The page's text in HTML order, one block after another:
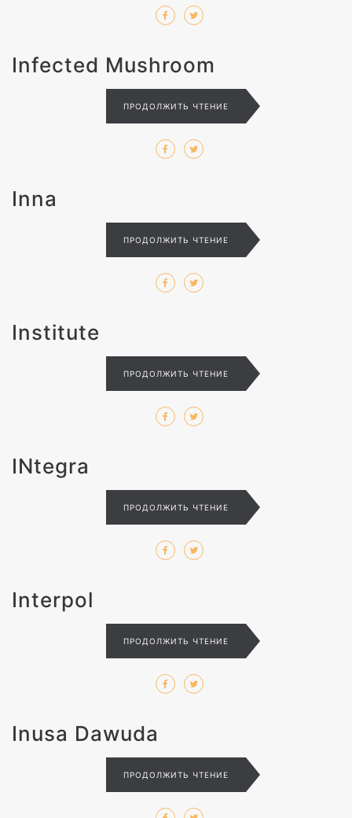
Infected Mushroom
ПРОДОЛЖИТЬ ЧТЕНИЕ
Inna
ПРОДОЛЖИТЬ ЧТЕНИЕ
Institute
ПРОДОЛЖИТЬ ЧТЕНИЕ
INtegra
ПРОДОЛЖИТЬ ЧТЕНИЕ
Interpol
ПРОДОЛЖИТЬ ЧТЕНИЕ
Inusa Dawuda
ПРОДОЛЖИТЬ ЧТЕНИЕ